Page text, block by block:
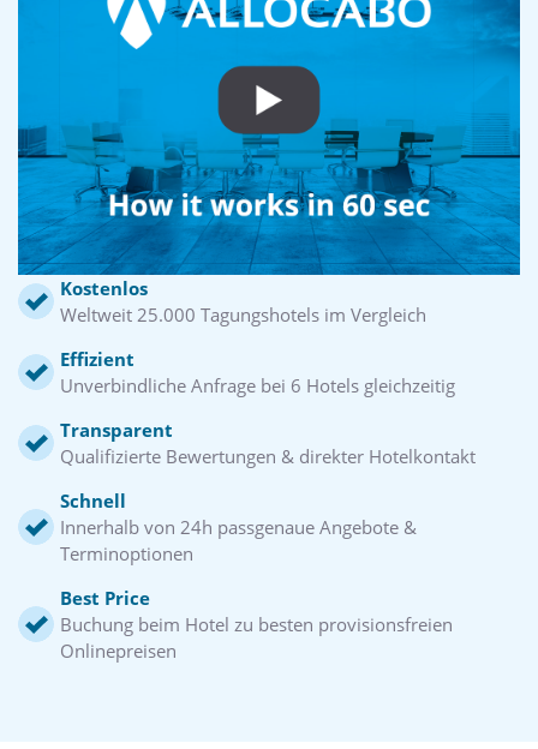
Kostenlos
Weltweit 25.000 Tagungshotels im Vergleich
Effizient
Unverbindliche Anfrage bei 6 Hotels gleichzeitig
Transparent
Qualifizierte Bewertungen & direkter Hotelkontakt
Schnell
Innerhalb von 24h passgenaue Angebote &
Terminoptionen
Best Price
Buchung beim Hotel zu besten provisionsfreien
Onlinepreisen